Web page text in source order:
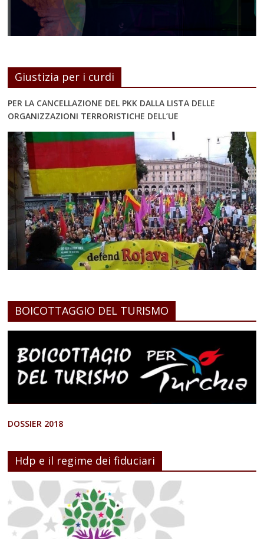
Giustizia per i curdi
PER LA CANCELLAZIONE DEL PKK DALLA LISTA DELLE
ORGANIZZAZIONI TERRORISTICHE DELL’UE
BOICOTTAGGIO DEL TURISMO
DOSSIER 2018
Hdp e il regime dei fiduciari